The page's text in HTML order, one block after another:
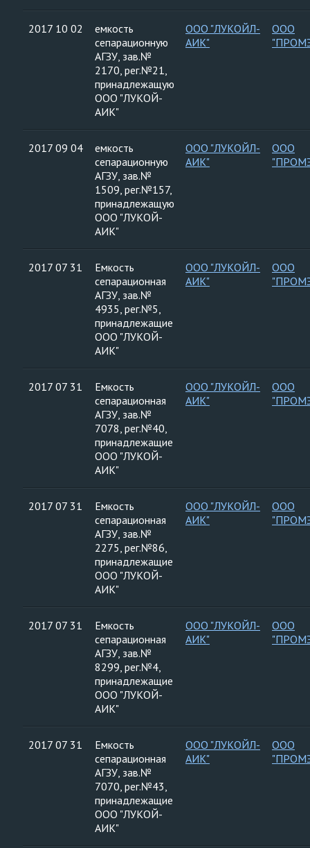
2017 10 02
емкость
сепарационную
АГЗУ, зав.№
2170, рег.№21,
принадлежащую
ООО "ЛУКОЙ-
АИК"
ООО "ЛУКОЙЛ-
АИК"
ООО
2017 09 04
емкость
сепарационную
АГЗУ, зав.№
1509, рег.№157,
принадлежащую
ООО "ЛУКОЙ-
АИК"
ООО "ЛУКОЙЛ-
АИК"
ООО
2017 07 31
Емкость
сепарационная
АГЗУ, зав.№
4935, рег.№5,
принадлежащие
ООО "ЛУКОЙ-
АИК"
ООО "ЛУКОЙЛ-
АИК"
ООО
2017 07 31
Емкость
сепарационная
АГЗУ, зав.№
7078, рег.№40,
принадлежащие
ООО "ЛУКОЙ-
АИК"
ООО "ЛУКОЙЛ-
АИК"
ООО
2017 07 31
Емкость
сепарационная
АГЗУ, зав.№
2275, рег.№86,
принадлежащие
ООО "ЛУКОЙ-
АИК"
ООО "ЛУКОЙЛ-
АИК"
ООО
2017 07 31
Емкость
сепарационная
АГЗУ, зав.№
8299, рег.№4,
принадлежащие
ООО "ЛУКОЙ-
АИК"
ООО "ЛУКОЙЛ-
АИК"
ООО
2017 07 31
Емкость
сепарационная
АГЗУ, зав.№
7070, рег.№43,
принадлежащие
ООО "ЛУКОЙ-
АИК"
ООО "ЛУКОЙЛ-
АИК"
ООО